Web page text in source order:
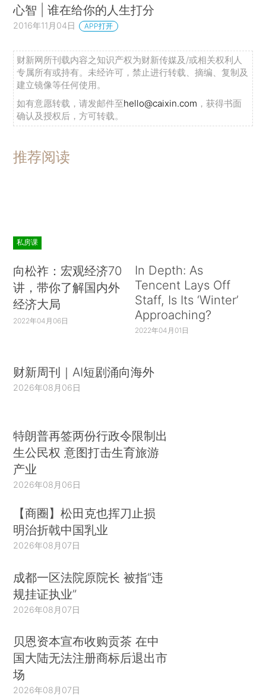
心智 | 谁在给你的人生打分
2016年11月04日 APP打开
财新网所刊载内容之知识产权为财新传媒及/或相关权利人
专属所有或持有。未经许可，禁止进行转载、摘编、复制及
建立镜像等任何使用。
如有意愿转载，请发邮件至hello@caixin.com ，获得书面
确认及授权后，方可转载。
推荐阅读
私房课
向松祚：宏观经济70
讲，带你了解国内外
经济大局
2022年04月06日
In Depth: As
Tencent Lays Off
Staff, Is Its ‘Winter’
Approaching?
2022年04月01日
财新周刊｜AI短剧涌向海外
2026年08月06日
特朗普再签两份行政令限制出
生公民权 意图打击生育旅游
产业
2026年08月06日
【商圈】松田克也挥刀止损
明治折戟中国乳业
2026年08月07日
成都一区法院原院长 被指“违
规挂证执业”
2026年08月07日
贝恩资本宣布收购贡茶 在中
国大陆无法注册商标后退出市
场
2026年08月07日